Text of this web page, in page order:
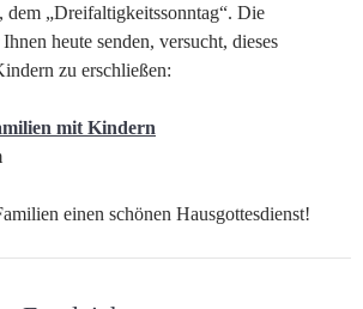
dem „Dreifaltigkeitssonntag“. Die
heute senden, versucht, dieses
zu erschließen:
mit Kindern
einen schönen Hausgottesdienst!